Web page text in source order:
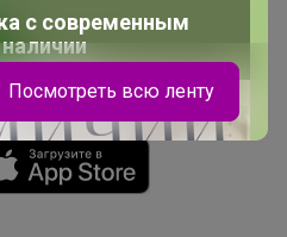
с современным
Посмотреть всю ленту